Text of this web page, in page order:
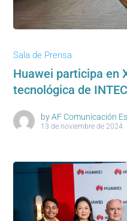
Sala de Prensa
Huawei participa en
tecnológica de
by AF Comunicación
13 de noviembre de 2024